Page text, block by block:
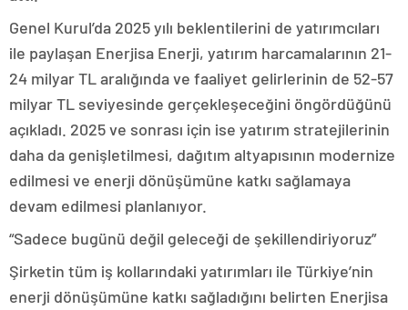
Genel Kurul’da 2025 yılı beklentilerini de yatırımcıları
ile paylaşan Enerjisa Enerji, yatırım harcamalarının 21-
24 milyar TL aralığında ve faaliyet gelirlerinin de 52-57
milyar TL seviyesinde gerçekleşeceğini öngördüğünü
açıkladı. 2025 ve sonrası için ise yatırım stratejilerinin
daha da genişletilmesi, dağıtım altyapısının modernize
edilmesi ve enerji dönüşümüne katkı sağlamaya
devam edilmesi planlanıyor.
“Sadece bugünü değil geleceği de şekillendiriyoruz”
Şirketin tüm iş kollarındaki yatırımları ile Türkiye’nin
enerji dönüşümüne katkı sağladığını belirten Enerjisa